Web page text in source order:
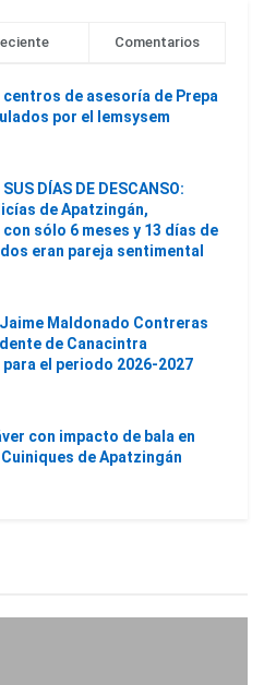
Comentarios
de asesoría de Prepa
por el Iemsysem
SUS DÍAS DE DESCANSO:
de Apatzingán,
sólo 6 meses y 13 días de
eran pareja sentimental
Maldonado Contreras
de Canacintra
el periodo 2026-2027
con impacto de bala en
de Apatzingán